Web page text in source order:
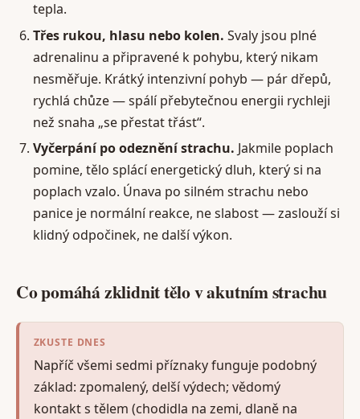
tepla.
Třes rukou, hlasu nebo kolen. Svaly jsou plné
adrenalinu a připravené k pohybu, který nikam
nesměřuje. Krátký intenzivní pohyb — pár dřepů,
rychlá chůze — spálí přebytečnou energii rychleji
než snaha „se přestat třást“.
Vyčerpání po odeznění strachu. Jakmile poplach
pomine, tělo splácí energetický dluh, který si na
poplach vzalo. Únava po silném strachu nebo
panice je normální reakce, ne slabost — zaslouží si
klidný odpočinek, ne další výkon.
Co pomáhá zklidnit tělo v akutním strachu
ZKUSTE DNES
Napříč všemi sedmi příznaky funguje podobný
základ: zpomalený, delší výdech; vědomý
kontakt s tělem (chodidla na zemi, dlaně na